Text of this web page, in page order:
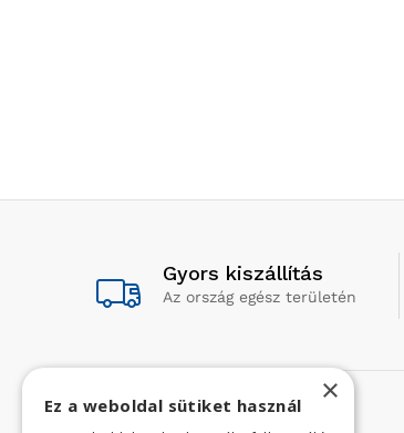
Gyors kiszállítás
Az ország egész területén
Rólunk
×
Ez a weboldal sütiket használ